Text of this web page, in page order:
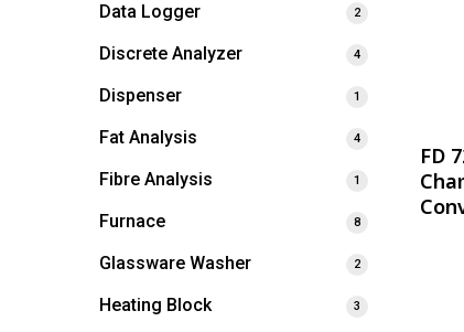
Data Logger 2
Discrete Analyzer 4
Dispenser 1
Fat Analysis 4
Fibre Analysis 1
Furnace 8
Glassware Washer 2
Heating Block 3
FD